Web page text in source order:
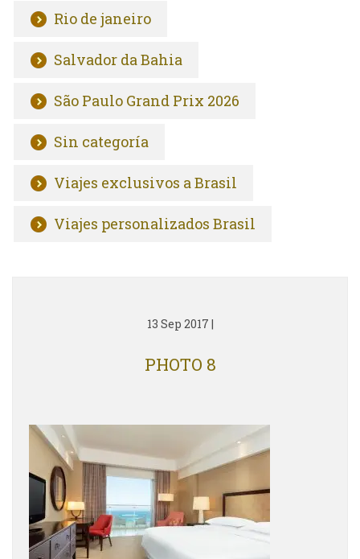
Rio de janeiro
Salvador da Bahia
São Paulo Grand Prix 2026
Sin categoría
Viajes exclusivos a Brasil
Viajes personalizados Brasil
13 Sep 2017 |
PHOTO 8